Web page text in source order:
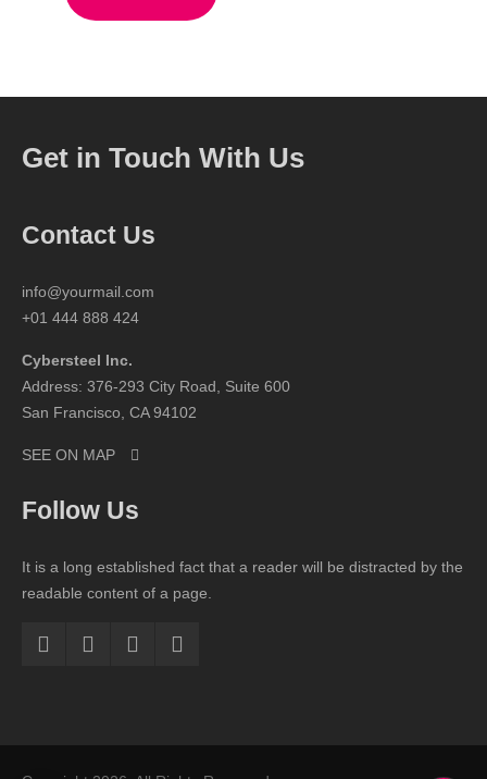
Get in Touch With Us
Contact Us
info@yourmail.com
+01 444 888 424
Cybersteel Inc.
Address: 376-293 City Road, Suite 600
San Francisco, CA 94102
SEE ON MAP
Follow Us
It is a long established fact that a reader will be distracted by the
readable content of a page.